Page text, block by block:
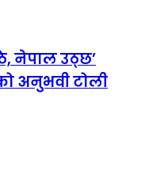
नेपाल उठ्छ’
अनुभवी टोली